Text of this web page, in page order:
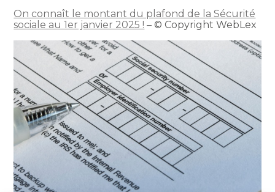
On connaît le montant du plafond de la Sécurité
sociale au 1er janvier 2025 ! – © Copyright WebLex